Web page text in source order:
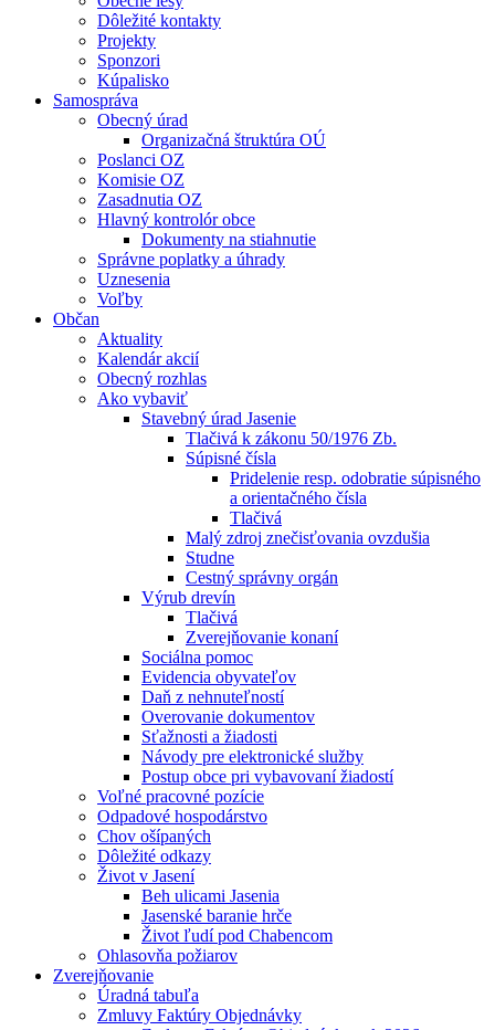
Dôležité kontakty
Projekty
Sponzori
Kúpalisko
Samospráva
Obecný úrad
Organizačná štruktúra OÚ
Poslanci OZ
Komisie OZ
Zasadnutia OZ
Hlavný kontrolór obce
Dokumenty na stiahnutie
Správne poplatky a úhrady
Uznesenia
Voľby
Občan
Aktuality
Kalendár akcií
Obecný rozhlas
Ako vybaviť
Stavebný úrad Jasenie
Tlačivá k zákonu 50/1976 Zb.
Súpisné čísla
Pridelenie resp. odobratie súpisného
a orientačného čísla
Tlačivá
Malý zdroj znečisťovania ovzdušia
Studne
Cestný správny orgán
Výrub drevín
Tlačivá
Zverejňovanie konaní
Sociálna pomoc
Evidencia obyvateľov
Daň z nehnuteľností
Overovanie dokumentov
Sťažnosti a žiadosti
Návody pre elektronické služby
Postup obce pri vybavovaní žiadostí
Voľné pracovné pozície
Odpadové hospodárstvo
Chov ošípaných
Dôležité odkazy
Život v Jasení
Beh ulicami Jasenia
Jasenské baranie hrče
Život ľudí pod Chabencom
Ohlasovňa požiarov
Zverejňovanie
Úradná tabuľa
Zmluvy Faktúry Objednávky